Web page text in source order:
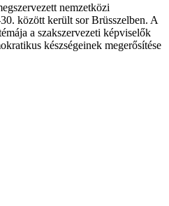
nemzetközi
között került sor Brüsszelben. A
a szakszervezeti képviselők
készségeinek megerősítése